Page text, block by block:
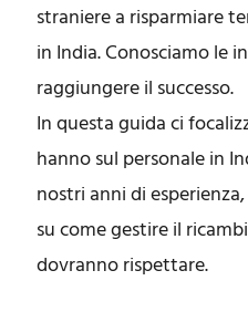
straniere a risparmiare
in India. Conosciamo le
raggiungere il successo.
In questa guida ci
hanno sul personale in
nostri anni di
su come gestire il
dovranno rispettare.